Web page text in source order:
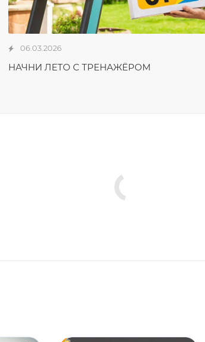
06.03.2026
НАЧНИ ЛЕТО С ТРЕНАЖЁРОМ